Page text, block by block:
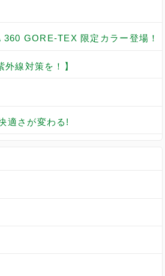
GORE-TEX 限定カラー登場！
外線対策を！】
適さが変わる!